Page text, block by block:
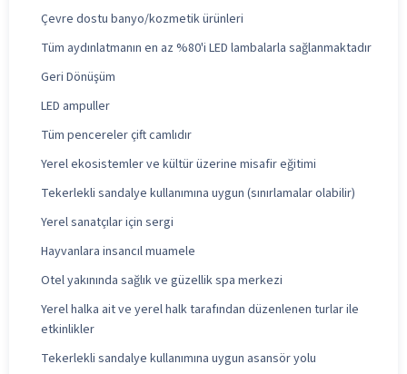
Çevre dostu banyo/kozmetik ürünleri
Tüm aydınlatmanın en az %80'i LED lambalarla sağlanmaktadır
Geri Dönüşüm
LED ampuller
Tüm pencereler çift camlıdır
Yerel ekosistemler ve kültür üzerine misafir eğitimi
Tekerlekli sandalye kullanımına uygun (sınırlamalar olabilir)
Yerel sanatçılar için sergi
Hayvanlara insancıl muamele
Otel yakınında sağlık ve güzellik spa merkezi
Yerel halka ait ve yerel halk tarafından düzenlenen turlar ile
etkinlikler
Tekerlekli sandalye kullanımına uygun asansör yolu